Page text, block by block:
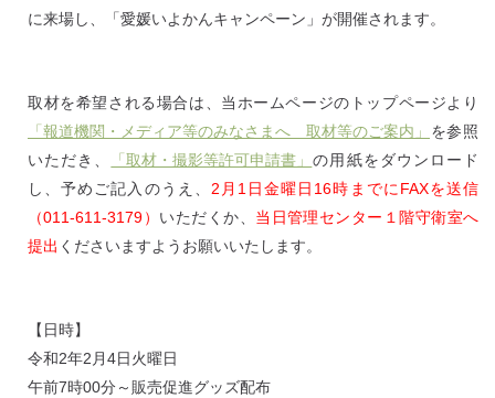
に来場し、「愛媛いよかんキャンペーン」が開催されます。
取材を希望される場合は、当ホームページのトップページより
「報道機関・メディア等のみなさまへ 取材等のご案内」
を参照
いただき、
「取材・撮影等許可申請書」 の用紙をダウンロード
し、予めご記入のうえ、 2月1日金曜日16時までにFAXを送信
（011-611-3179） いただくか、 当日管理センター１階守衛室へ
提出 くださいますようお願いいたします。
【日時】
令和2年2月4日火曜日
午前7時00分～販売促進グッズ配布